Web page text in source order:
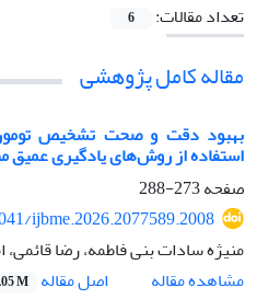
تعداد مقالات:
6
مقاله کامل پژوهشی
استفاده از روش‌های یادگیری
صفحه273-288
ijbme.2026.2077589.2008
منیژه سادات بنی فاطمه، رضا قائمی،
مشاهده مقاله
اصل مقاله M